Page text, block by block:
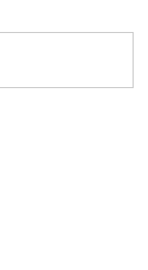
りも”選ばない”こ
あることが理解で
ったりするので
なく”捨てる”こと
にとってのハズ